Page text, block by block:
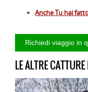
Anche Tu hai
LE ALTRE